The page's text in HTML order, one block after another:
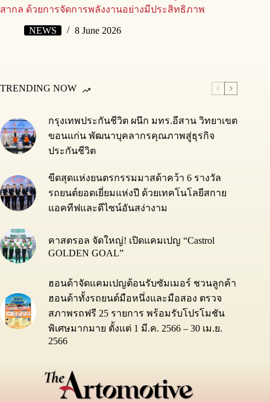
สากล ด้วยการจัดการพลังงานอย่างมีประสิทธิภาพ
NEWS 8 June 2026
TRENDING NOW
กรุงเทพประกันชีวิต ผนึก มทร.อีสาน วิทยาเขต
ขอนแก่น พัฒนาบุคลากรคุณภาพสู่ธุรกิจ
ประกันชีวิต
ขีดสุดแห่งยนตรกรรมมาสด้าคว้า 6 รางวัล
รถยนต์ยอดเยี่ยมแห่งปี ด้วยเทคโนโลยีสกาย
แอคทีฟและดีไซน์อันสง่างาม
คาสตรอล จัดใหญ่! เปิดแคมเปญ “Castrol
GOLDEN GOAL”
ฮอนด้าจัดแคมเปญต้อนรับซัมเมอร์ ชวนลูกค้า
ฮอนด้าทั้งรถยนต์มือหนึ่งและมือสอง ตรวจ
สภาพรถฟรี 25 รายการ พร้อมรับโปรโมชัน
พิเศษมากมาย ตั้งแต่ 1 มี.ค. 2566 – 30 เม.ย.
2566